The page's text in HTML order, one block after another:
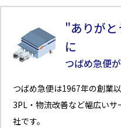
"ありが
に
つばめ急便
つばめ急便は1967年の創業
3PL・物流改善など幅広い
社です。